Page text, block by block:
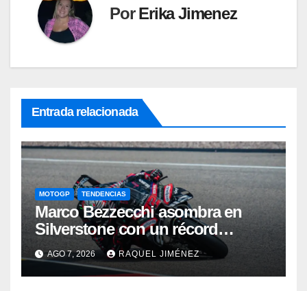
PorErika Jimenez
Entrada relacionada
MOTOGP TENDENCIAS
Marco Bezzecchi asombra en
Silverstone con un récord
histórico pese a correr lesionado:
“No esperaba para nada este
tiempo”
AGO 7, 2026 RAQUEL JIMÉNEZ